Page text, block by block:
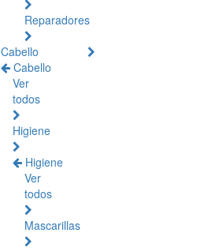
Reparadores
Cabello
Cabello
Ver
todos
Higiene
Higiene
Ver
todos
Mascarillas